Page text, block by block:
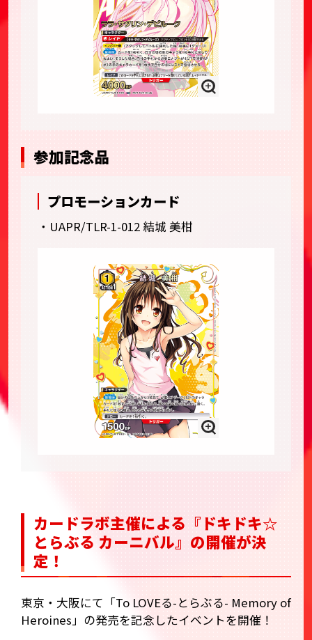
参加記念品
プロモーションカード
・UAPR/TLR-1-012 結城 美柑
カードラボ主催による『ドキドキ☆
とらぶる カーニバル』の開催が決
定！
東京・大阪にて「To LOVEる-とらぶる- Memory of
Heroines」の発売を記念したイベントを開催！